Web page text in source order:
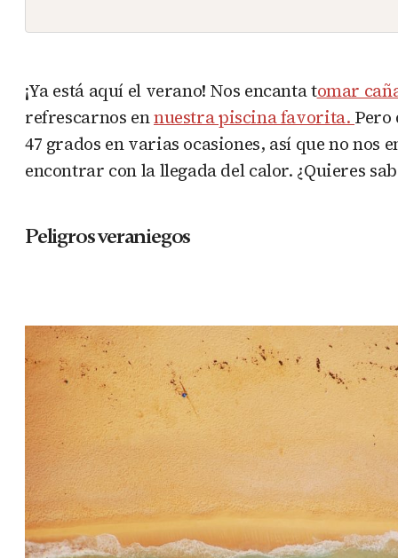
¡Ya está aquí el verano! Nos encanta tomar
refrescarnos ennuestra piscina favorita. Pero
47 grados en varias ocasiones, así que no nos
encontrar con la llegada del calor. ¿Quieres
Peligros veraniegos